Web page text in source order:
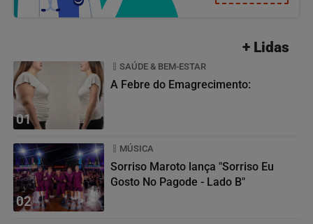
+ Lidas
01
SAÚDE & BEM-ESTAR
A Febre do Emagrecimento:
02
MÚSICA
Sorriso Maroto lança "Sorriso Eu
Gosto No Pagode - Lado B"